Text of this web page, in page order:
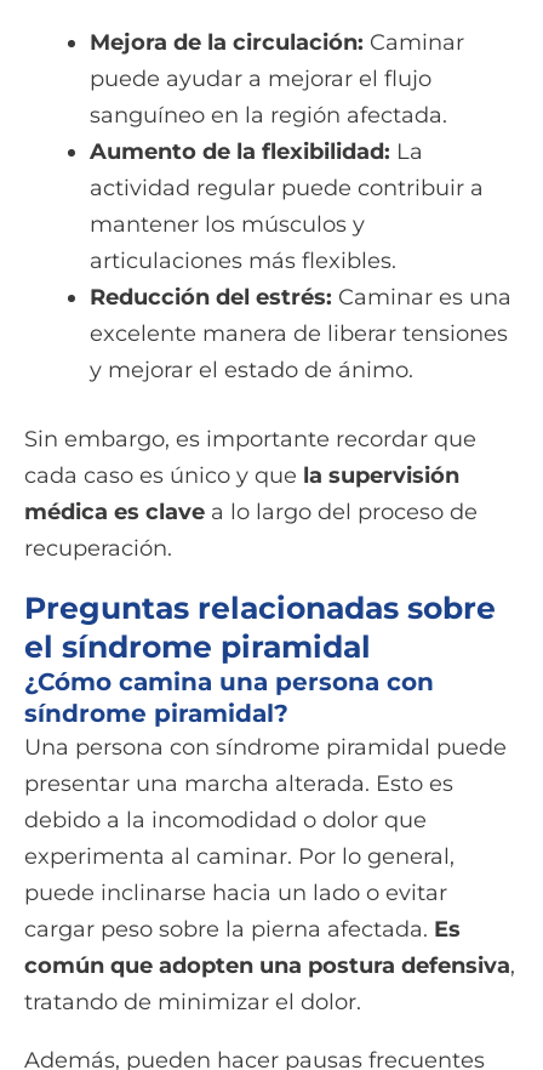
Mejora de la circulación: Caminar
puede ayudar a mejorar el flujo
sanguíneo en la región afectada.
Aumento de la flexibilidad: La
actividad regular puede contribuir a
mantener los músculos y
articulaciones más flexibles.
Reducción del estrés: Caminar es una
excelente manera de liberar tensiones
y mejorar el estado de ánimo.
Sin embargo, es importante recordar que
cada caso es único y que la supervisión
médica es clave a lo largo del proceso de
recuperación.
Preguntas relacionadas sobre
el síndrome piramidal
¿Cómo camina una persona con
síndrome piramidal?
Una persona con síndrome piramidal puede
presentar una marcha alterada. Esto es
debido a la incomodidad o dolor que
experimenta al caminar. Por lo general,
puede inclinarse hacia un lado o evitar
cargar peso sobre la pierna afectada. Es
común que adopten una postura defensiva,
tratando de minimizar el dolor.
Además, pueden hacer pausas frecuentes